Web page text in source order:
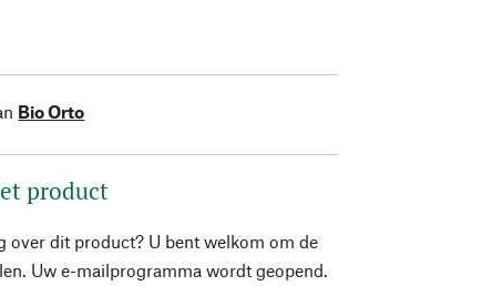
Bio Orto
product
over dit product? U bent welkom om de
Uw e-mailprogramma wordt geopend.